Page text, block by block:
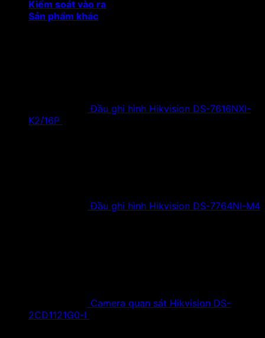
Kiểm soát vào ra
Sản phẩm khác
Đầu ghi hình Hikvision DS-7616NXI-
K2/16P
Đầu ghi hình Hikvision DS-7764NI-M4
Camera quan sát Hikvision DS-
2CD1121G0-I